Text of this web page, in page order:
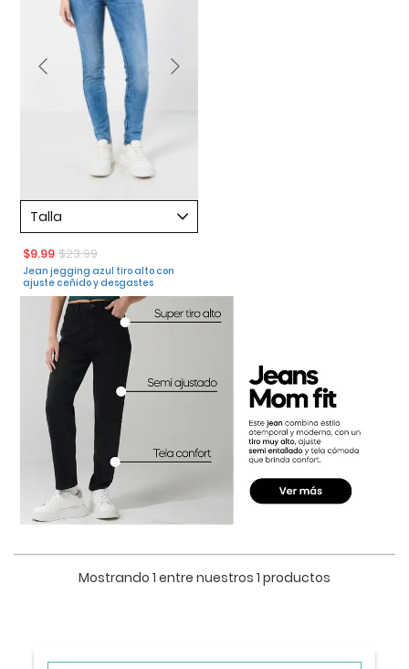
Talla
$9.99 $23.99
Jean jegging azul tiro alto con
ajuste ceñido y desgastes
Mostrando 1 entre nuestros 1 productos